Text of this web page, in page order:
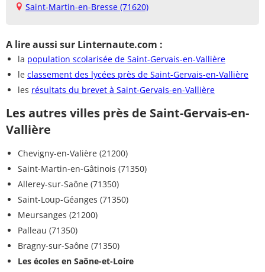
Saint-Martin-en-Bresse (71620)
A lire aussi sur Linternaute.com :
la population scolarisée de Saint-Gervais-en-Vallière
le classement des lycées près de Saint-Gervais-en-Vallière
les résultats du brevet à Saint-Gervais-en-Vallière
Les autres villes près de Saint-Gervais-en-
Vallière
Chevigny-en-Valière (21200)
Saint-Martin-en-Gâtinois (71350)
Allerey-sur-Saône (71350)
Saint-Loup-Géanges (71350)
Meursanges (21200)
Palleau (71350)
Bragny-sur-Saône (71350)
Les écoles en Saône-et-Loire